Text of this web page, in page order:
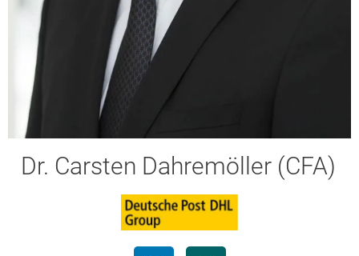
Dr. Carsten Dahremöller (CFA)